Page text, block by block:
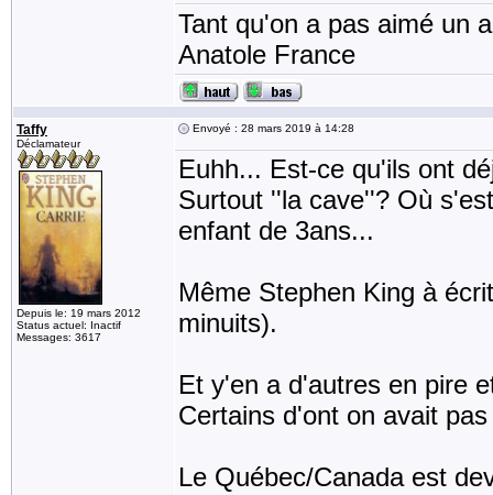
Tant qu'on a pas aimé un
Anatole France
Taffy
Déclamateur
Depuis le: 19 mars 2012
Status actuel: Inactif
Messages: 3617
Envoyé : 28 mars 2019 à 14:28
Euhh... Est-ce qu'ils ont
Surtout ''la cave''? Où
enfant de 3ans...
Même Stephen King à
minuits).
Et y'en a d'autres en pire
Certains d'ont on avait
Le Québec/Canada est